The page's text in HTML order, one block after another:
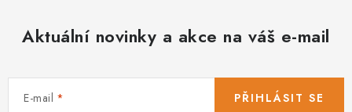
Aktuální novinky a akce na váš e-mail
E-mail PŘIHLÁSIT SE